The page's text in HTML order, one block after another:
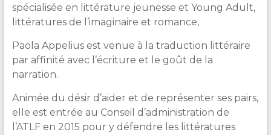
spécialisée en littérature jeunesse et Young Adult,
littératures de l’imaginaire et romance,
Paola Appelius est venue à la traduction littéraire
par affinité avec l’écriture et le goût de la
narration.
Animée du désir d’aider et de représenter ses pairs,
elle est entrée au Conseil d’administration de
l’ATLF en 2015 pour y défendre les littératures